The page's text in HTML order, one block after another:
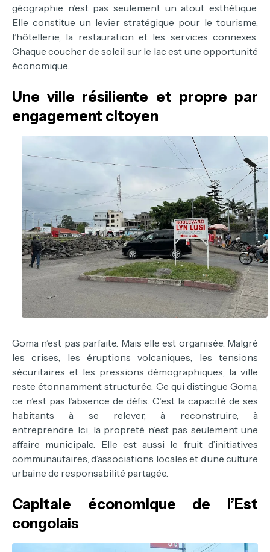
géographie n’est pas seulement un atout esthétique.
Elle constitue un levier stratégique pour le tourisme,
l’hôtellerie, la restauration et les services connexes.
Chaque coucher de soleil sur le lac est une opportunité
économique.
Une ville résiliente et propre par
engagement citoyen
Goma n’est pas parfaite. Mais elle est organisée. Malgré
les crises, les éruptions volcaniques, les tensions
sécuritaires et les pressions démographiques, la ville
reste étonnamment structurée. Ce qui distingue Goma,
ce n’est pas l’absence de défis. C’est la capacité de ses
habitants à se relever, à reconstruire, à
entreprendre. Ici, la propreté n’est pas seulement une
affaire municipale. Elle est aussi le fruit d’initiatives
communautaires, d’associations locales et d’une culture
urbaine de responsabilité partagée.
Capitale économique de l’Est
congolais